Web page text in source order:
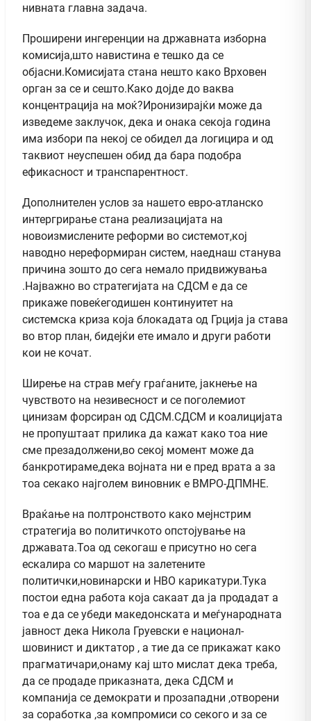
нивната главна задача.
Проширени ингеренции на државната изборна
комисија,што навистина е тешко да се
објасни.Комисијата стана нешто како Врховен
орган за се и сешто.Како дојде до ваква
концентрација на моќ?Иронизирајќи може да
изведеме заклучок, дека и онака секоја година
има избори па некој се обидел да логицира и од
таквиот неуспешен обид да бара подобра
ефикасност и транспарентност.
Дополнителен услов за нашето евро-атланско
интергрирање стана реализацијата на
новоизмислените реформи во системот,кој
наводно нереформиран систем, наеднаш станува
причина зошто до сега немало придвижувања
.Најважно во стратегијата на СДСМ е да се
прикаже повеќегодишен континуитет на
системска криза која блокадата од Грција ја става
во втор план, бидејќи ете имало и други работи
кои не кочат.
Ширење на страв меѓу граѓаните, јакнење на
чувството на незивесност и се поголемиот
цинизам форсиран од СДСМ.СДСМ и коалицијата
не пропуштаат прилика да кажат како тоа ние
сме презадолжени,во секој момент може да
банкротираме,дека војната ни е пред врата а за
тоа секако најголем виновник е ВМРО-ДПМНЕ.
Враќање на полтронството како мејнстрим
стратегија во политичкото опстојување на
државата.Тоа од секогаш е присутно но сега
ескалира со маршот на залетените
политички,новинарски и НВО карикатури.Тука
постои една работа која сакаат да ја продадат а
тоа е да се убеди македонската и меѓународната
јавност дека Никола Груевски е национал-
шовинист и диктатор , а тие да се прикажат како
прагматичари,онаму кај што мислат дека треба,
да се продаде приказната, дека СДСМ и
компанија се демократи и прозападни ,отворени
за соработка ,за компромиси со секого и за се